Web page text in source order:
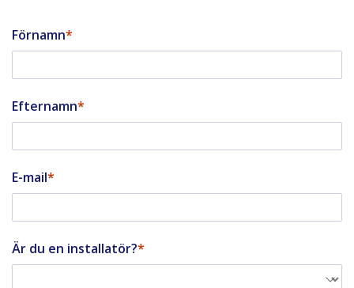
Förnamn
Efternamn
E-mail
Är du en installatör?